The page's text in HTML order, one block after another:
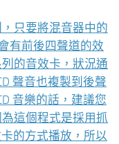
只要將混音器中的
有前後四聲道的效
的音效卡，狀況通
聲音也複製到後聲
音樂的話，建議您
這個程式是採用抓
的方式播放，所以